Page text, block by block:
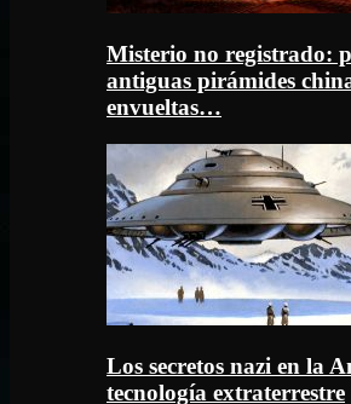
Misterio no registrado:
antiguas pirámides
envueltas…
Los secretos nazi en la
tecnología extraterrestre